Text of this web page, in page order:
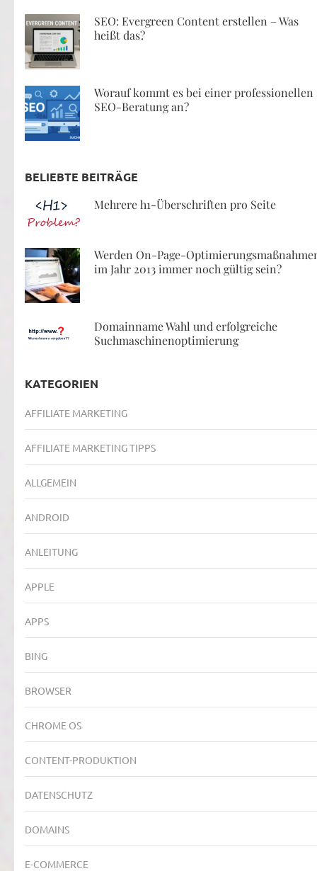
SEO: Evergreen Content erstellen – Was
heißt das?
Worauf kommt es bei einer professionellen
SEO-Beratung an?
BELIEBTE BEITRÄGE
Mehrere h1-Überschriften pro Seite
Werden On-Page-
im Jahr 2013 immer noch gültig sein?
Domainname Wahl und erfolgreiche
Suchmaschinenoptimierung
KATEGORIEN
AFFILIATE MARKETING
AFFILIATE MARKETING TIPPS
ALLGEMEIN
ANDROID
ANLEITUNG
APPLE
APPS
BING
BROWSER
CHROME OS
CONTENT-PRODUKTION
DATENSCHUTZ
DOMAINS
E-COMMERCE